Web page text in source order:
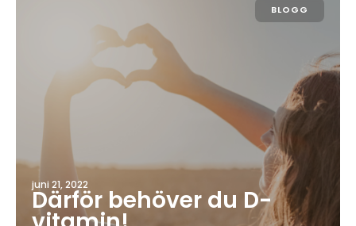
BLOGG
juni 21, 2022
Därför behöver du D-